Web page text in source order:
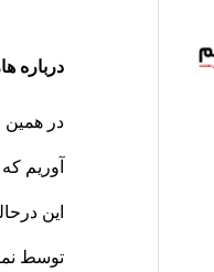
درباره
در همین
آوریم
این
توسط